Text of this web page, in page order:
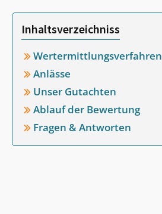
Inhaltsverzeichniss
Wertermittlungsverfahren
Anlässe
Unser Gutachten
Ablauf der Bewertung
Fragen & Antworten